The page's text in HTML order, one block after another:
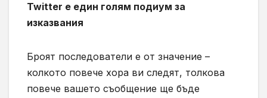
Twitter е един голям подиум за
изказвания
Броят последователи е от значение –
колкото повече хора ви следят, толкова
повече вашето съобщение ще бъде